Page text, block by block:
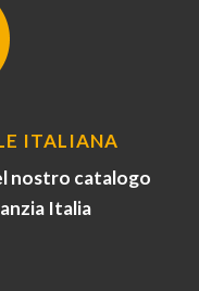
ITALIANA
nostro catalogo
Italia